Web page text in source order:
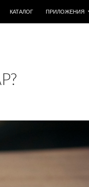
КАТАЛОГ ПРИЛОЖЕНИЯ